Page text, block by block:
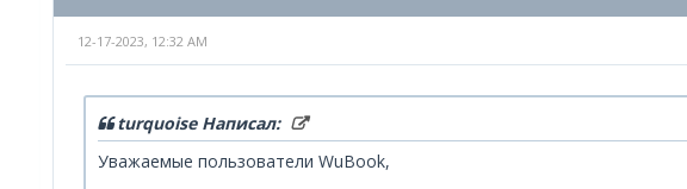
12-17-2023, 12:32 AM
turquoise Написал:
Уважаемые пользователи WuBook,